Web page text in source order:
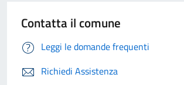
Contatta il comune
Leggi le domande frequenti
Richiedi Assistenza